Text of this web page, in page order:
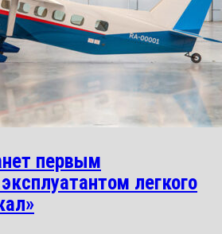
первым
легкого